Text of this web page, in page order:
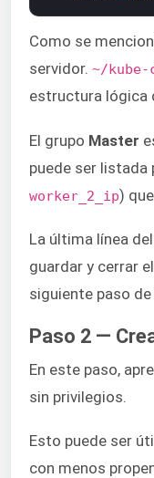
Como se
servidor. ~/
estructura lógica
El grupo Master
puede ser listada
worker_2_ip)
La última línea
guardar y cerrar
siguiente paso
Paso 2 —
En este paso,
sin privilegios.
Esto puede ser
con menos